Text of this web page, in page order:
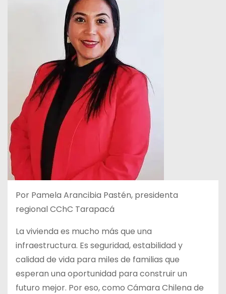
Por Pamela Arancibia Pastén, presidenta
regional CChC Tarapacá
La vivienda es mucho más que una
infraestructura. Es seguridad, estabilidad y
calidad de vida para miles de familias que
esperan una oportunidad para construir un
futuro mejor. Por eso, como Cámara Chilena de